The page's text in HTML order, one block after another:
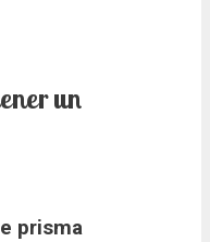
un
prisma